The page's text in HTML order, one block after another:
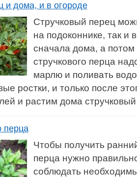
и дома, и в огороде
Стручковый перец
на подоконнике, так и
сначала дома, а
стручкового перца
марлю и поливать
ростки, и только после
и растим дома
перца
Чтобы получить
перца нужно
соблюдать